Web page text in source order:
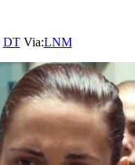
DTVia:LNM